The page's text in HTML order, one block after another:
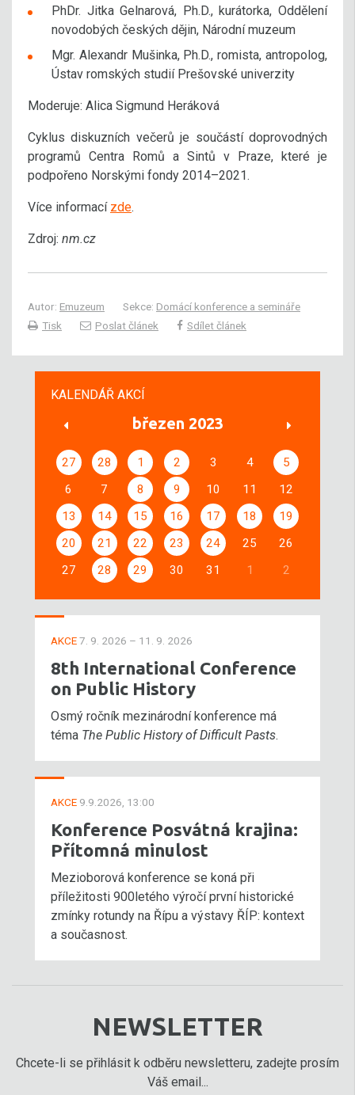
PhDr. Jitka Gelnarová, Ph.D., kurátorka, Oddělení
novodobých českých dějin, Národní muzeum
Mgr. Alexandr Mušinka, Ph.D., romista, antropolog,
Ústav romských studií Prešovské univerzity
Moderuje: Alica Sigmund Heráková
Cyklus diskuzních večerů je součástí doprovodných
programů Centra Romů a Sintů v Praze, které je
podpořeno Norskými fondy 2014–2021.
Více informací zde.
Zdroj: nm.cz
Autor: Emuzeum Sekce: Domácí konference a semináře
Tisk
Poslat článek Sdílet článek
KALENDÁŘ AKCÍ
březen 2023
27 28 1 2 3 4
5
6
7 8 9 10 11
12
13
14 15 16 17 18
19
20
21 22 23 24 25
26
27
28 29 30 31 1 2
AKCE7. 9. 2026 – 11. 9. 2026
8th International Conference
on Public History
Osmý ročník mezinárodní konference má
téma The Public History of Difficult Pasts.
AKCE 9.9.2026, 13:00
Konference Posvátná krajina:
Přítomná minulost
Mezioborová konference se koná při
příležitosti 900letého výročí první historické
zmínky rotundy na Řípu a výstavy ŘÍP: kontext
a současnost.
NEWSLETTER
Chcete-li se přihlásit k odběru newsletteru, zadejte prosím
Váš email...